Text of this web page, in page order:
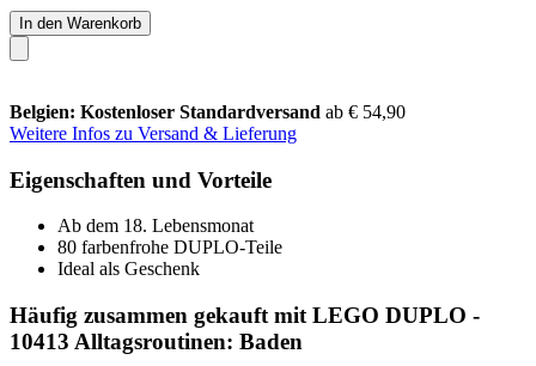
In den Warenkorb
Belgien: Kostenloser Standardversand ab € 54,90
Weitere Infos zu Versand & Lieferung
Eigenschaften und Vorteile
Ab dem 18. Lebensmonat
80 farbenfrohe DUPLO-Teile
Ideal als Geschenk
Häufig zusammen gekauft mit LEGO DUPLO -
10413 Alltagsroutinen: Baden